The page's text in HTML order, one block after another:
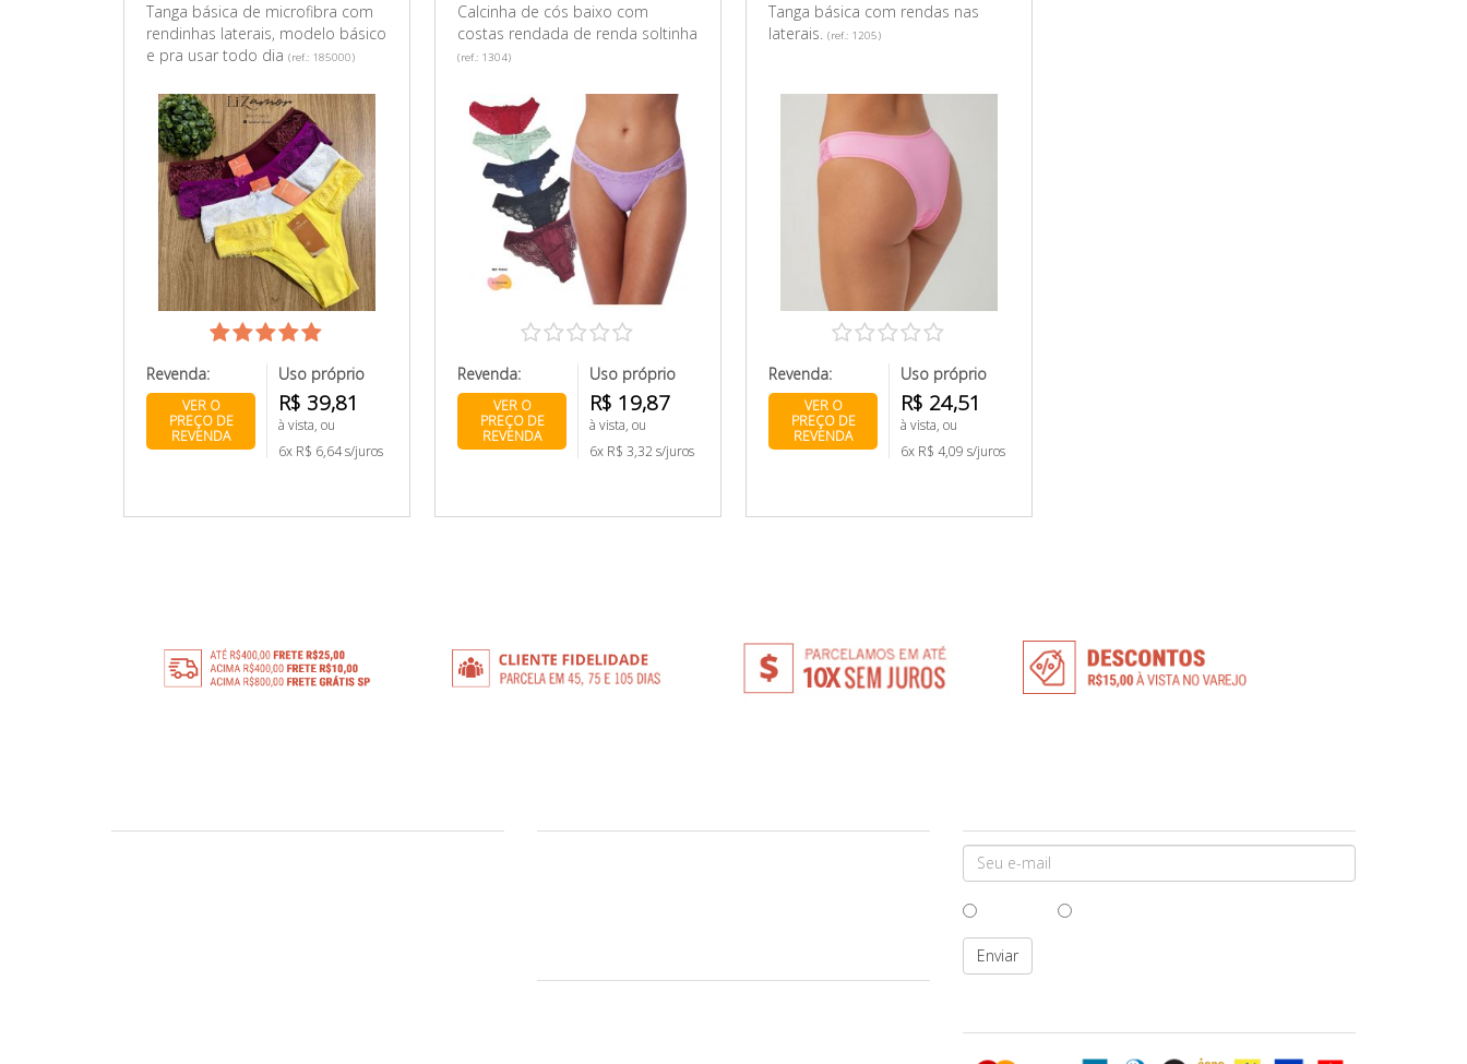
Tanga básica de microfibra com
rendinhas laterais, modelo básico
e pra usar todo dia (ref.: 185000)
Revenda:
VER O
PREÇO DE
REVENDA
Uso próprio
R$ 39,81
à vista, ou
6x R$ 6,64 s/juros
Calcinha de cós baixo com
costas rendada de renda soltinha
(ref.: 1304)
Revenda:
VER O
PREÇO DE
REVENDA
Uso próprio
R$ 19,87
à vista, ou
6x R$ 3,32 s/juros
Tanga básica com rendas nas
laterais. (ref.: 1205)
Revenda:
VER O
PREÇO DE
REVENDA
Uso próprio
R$ 24,51
à vista, ou
6x R$ 4,09 s/juros
Enviar